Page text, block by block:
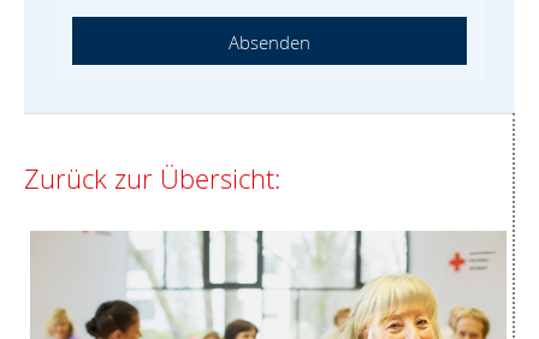
Absenden
Zurück zur Übersicht: